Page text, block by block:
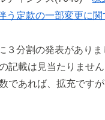
う定款の一部変更に
３分割の発表があり
記載は見当たりません
であれば、拡充ですが